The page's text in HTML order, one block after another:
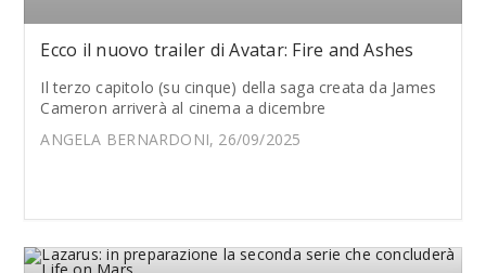
Ecco il nuovo trailer di Avatar: Fire and Ashes
Il terzo capitolo (su cinque) della saga creata da James
Cameron arriverà al cinema a dicembre
ANGELA BERNARDONI, 26/09/2025